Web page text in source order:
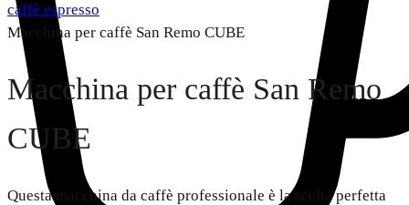
caffè espresso
Macchina per caffè San Remo CUBE
Macchina per caffè San Remo
CUBE
Questa macchina da caffè professionale è la scelta perfetta